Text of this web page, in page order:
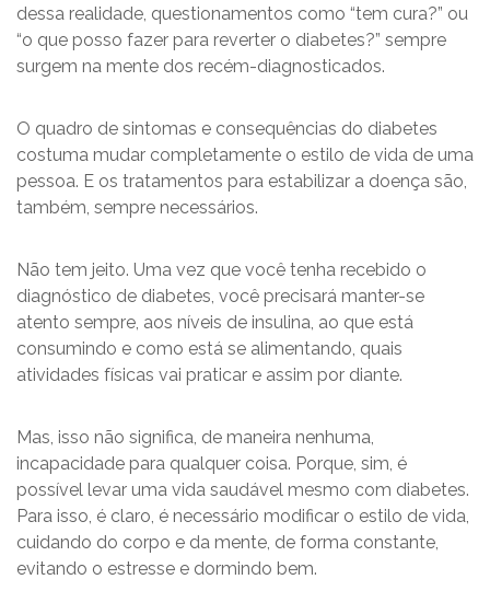
dessa realidade, questionamentos como “tem cura?” ou
“o que posso fazer para reverter o diabetes?” sempre
surgem na mente dos recém-diagnosticados.
O quadro de sintomas e consequências do diabetes
costuma mudar completamente o estilo de vida de uma
pessoa. E os tratamentos para estabilizar a doença são,
também, sempre necessários.
Não tem jeito. Uma vez que você tenha recebido o
diagnóstico de diabetes, você precisará manter-se
atento sempre, aos níveis de insulina, ao que está
consumindo e como está se alimentando, quais
atividades físicas vai praticar e assim por diante.
Mas, isso não significa, de maneira nenhuma,
incapacidade para qualquer coisa. Porque, sim, é
possível levar uma vida saudável mesmo com diabetes.
Para isso, é claro, é necessário modificar o estilo de vida,
cuidando do corpo e da mente, de forma constante,
evitando o estresse e dormindo bem.